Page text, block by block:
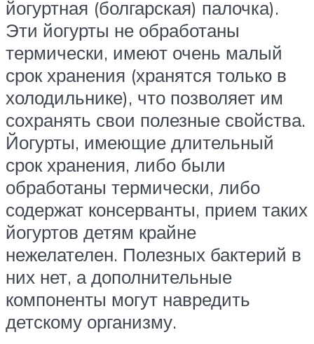
йогуртная (болгарская) палочка).
Эти йогурты не обработаны
термически, имеют очень малый
срок хранения (хранятся только в
холодильнике), что позволяет им
сохранять свои полезные свойства.
Йогурты, имеющие длительный
срок хранения, либо были
обработаны термически, либо
содержат консерванты, прием таких
йогуртов детям крайне
нежелателен. Полезных бактерий в
них нет, а дополнительные
компоненты могут навредить
детскому организму.